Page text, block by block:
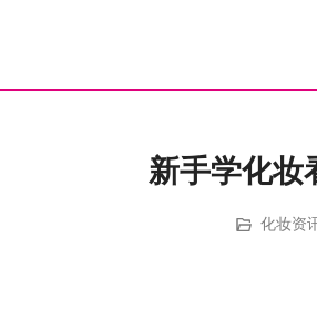
新手学化妆
化妆资